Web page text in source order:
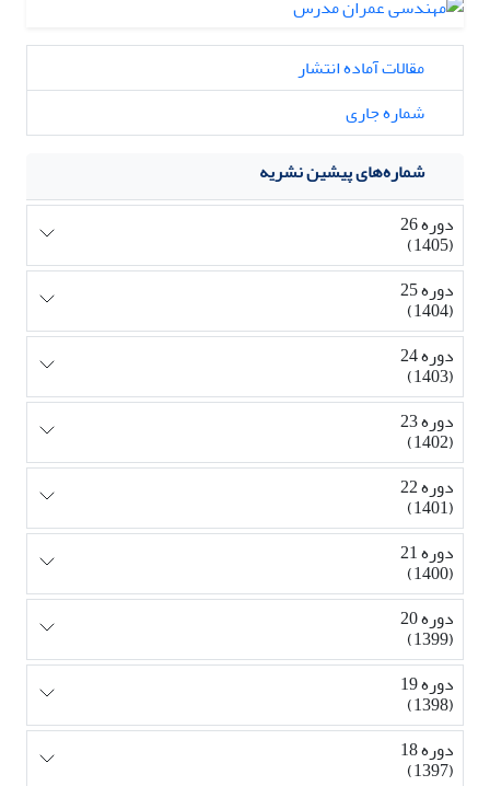
مقالات آماده انتشار
شماره جاری
شماره‌های پیشین نشریه
دوره 26
(1405)
دوره 25
(1404)
دوره 24
(1403)
دوره 23
(1402)
دوره 22
(1401)
دوره 21
(1400)
دوره 20
(1399)
دوره 19
(1398)
دوره 18
(1397)